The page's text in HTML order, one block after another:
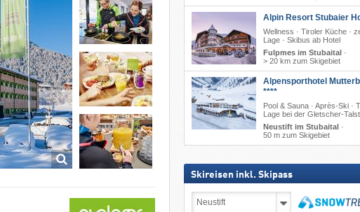
Alpin Resort Stubaier
Wellness · Tiroler Küche ·
Lage · Skibus ab Hotel
Fulpmes im Stubaital·
> 20 km zum Skigebiet
Alpensporthotel
****
Pool & Sauna · Après-Ski ·
Lage bei der Gletscher-
Neustift im Stubaital·
50 m zum Skigebiet
Skireisen inkl. Skipass
inkl.